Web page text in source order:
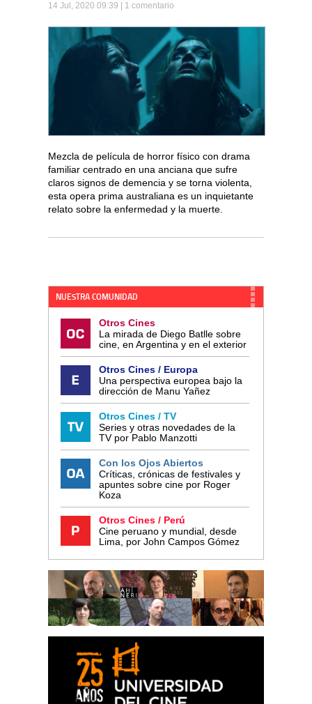
14 Jul, 2020 09:39 | 1 comentario
Mezcla de película de horror físico con drama
familiar centrado en una anciana que sufre
claros signos de demencia y se torna violenta,
esta opera prima australiana es un inquietante
relato sobre la enfermedad y la muerte.
NUESTRA COMUNIDAD
Otros Cines
La mirada de Diego Batlle sobre
cine, en Argentina y en el exterior
Otros Cines / Europa
Una perspectiva europea bajo la
dirección de Manu Yañez
Otros Cines / TV
Series y otras novedades de la
TV por Pablo Manzotti
Con los Ojos Abiertos
Críticas, crónicas de festivales y
apuntes sobre cine por Roger
Koza
Otros Cines / Perú
Cine peruano y mundial, desde
Lima, por John Campos Gómez